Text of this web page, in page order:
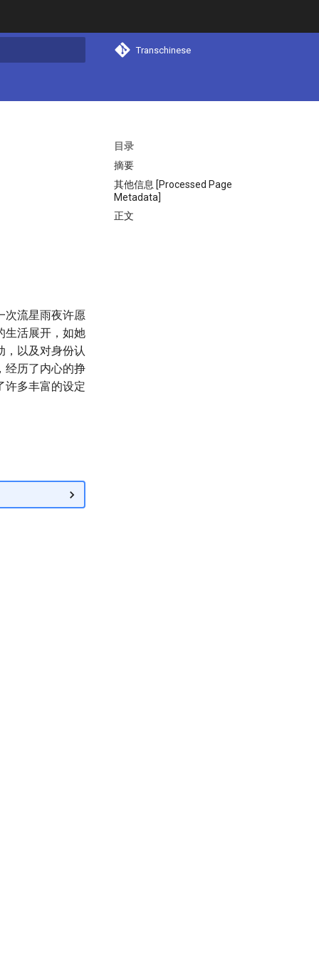
Transchinese
目录
摘要
其他信息 [Processed Page
Metadata]
正文
次流星雨夜许愿
生活展开，如她
，以及对身份认
经历了内心的挣
许多丰富的设定